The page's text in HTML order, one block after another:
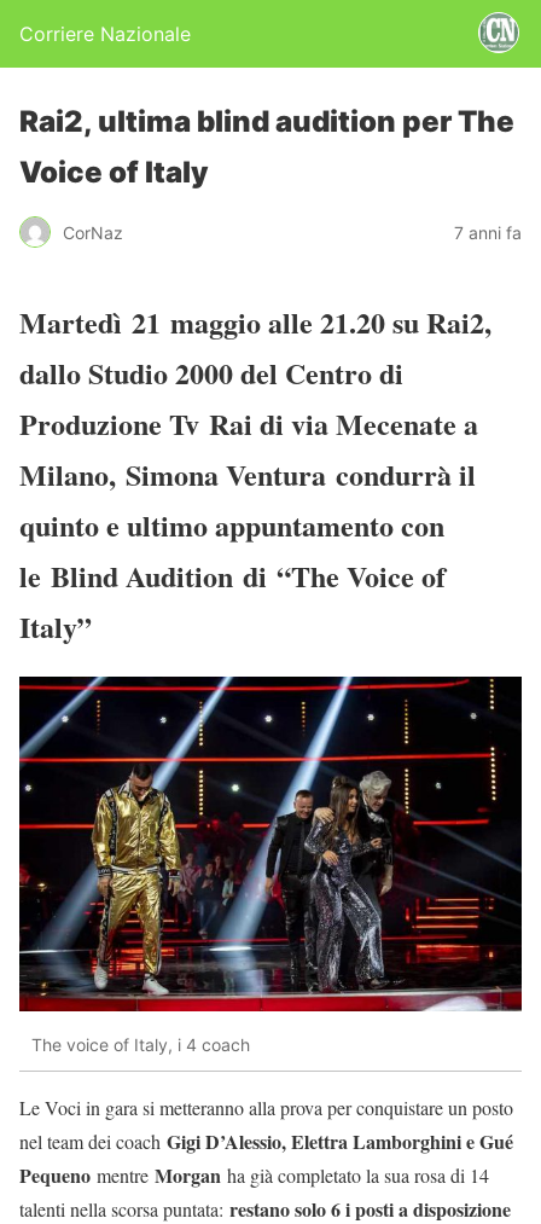
Corriere Nazionale
Rai2, ultima blind audition per The
Voice of Italy
CorNaz 7 anni fa
Martedì 21 maggio alle 21.20 su Rai2,
dallo Studio 2000 del Centro di
Produzione Tv Rai di via Mecenate a
Milano, Simona Ventura condurrà il
quinto e ultimo appuntamento con
le Blind Audition di “The Voice of
Italy”
The voice of Italy, i 4 coach
Le Voci in gara si metteranno alla prova per conquistare un posto
nel team dei coach Gigi D’Alessio, Elettra Lamborghini e Gué
Pequeno mentre Morgan ha già completato la sua rosa di 14
talenti nella scorsa puntata: restano solo 6 i posti a disposizione